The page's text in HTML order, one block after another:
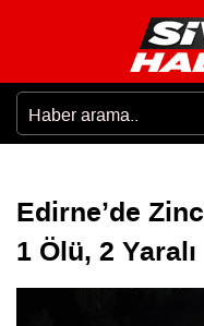
Edirne’de
1 Ölü, 2 Yaralı